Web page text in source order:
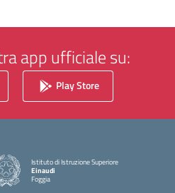
app ufficiale su:
Play Store
Istituto di Istruzione Superiore
Einaudi
Foggia
— Visita la pagina iniziale della scuola